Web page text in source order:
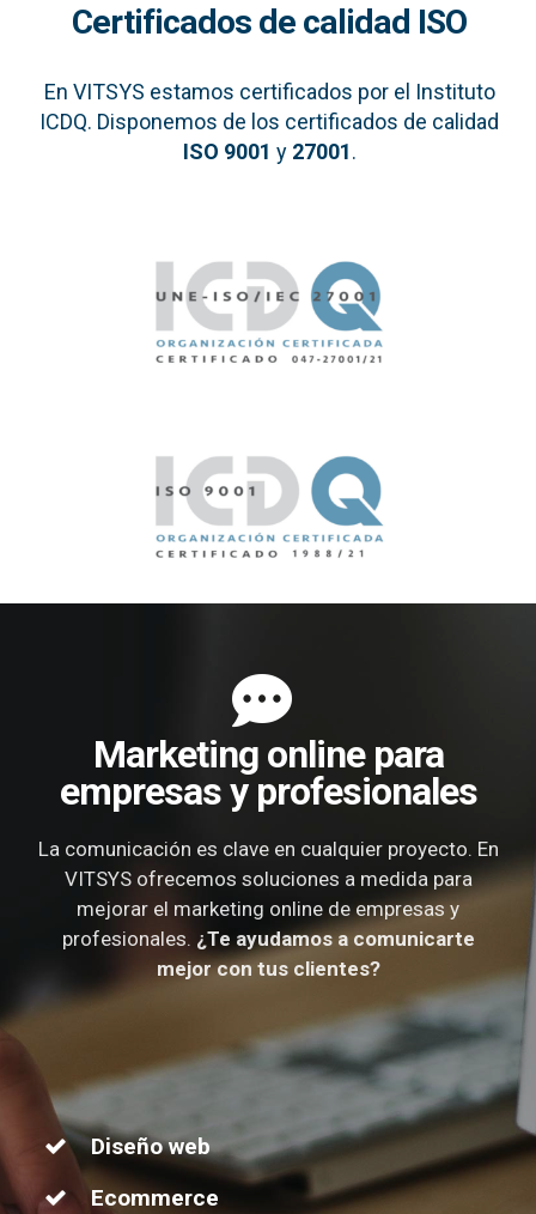
Certificados de calidad ISO
En VITSYS estamos certificados por el Instituto
ICDQ. Disponemos de los certificados de calidad
ISO 9001 y 27001.
Marketing online para
empresas y profesionales
La comunicación es clave en cualquier proyecto. En
VITSYS ofrecemos soluciones a medida para
mejorar el marketing online de empresas y
profesionales. ¿Te ayudamos a comunicarte
mejor con tus clientes?
Diseño web
Ecommerce